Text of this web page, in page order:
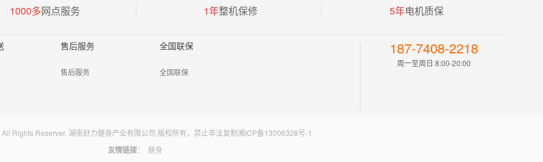
1000多网点服务 1年整机保修 5年电机质保
售后服务
售后服务
全国联保
全国联保
187-7408-2218
周一至周日 8:00-20:00
Rights Reserver. 湖南舒力健身产业有限公司 版权所有，禁止非法复制湘ICP备13006328号-1
友情链接： 健身